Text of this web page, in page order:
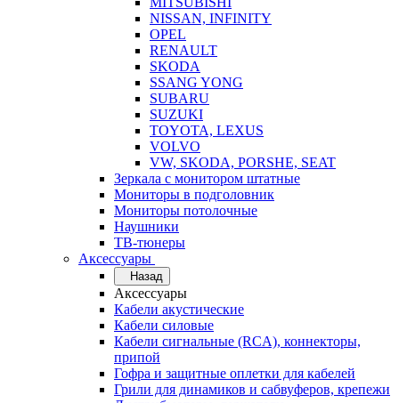
NISSAN, INFINITY
OPEL
RENAULT
SKODA
SSANG YONG
SUBARU
SUZUKI
TOYOTA, LEXUS
VOLVO
VW, SKODA, PORSHE, SEAT
Зеркала с монитором штатные
Мониторы в подголовник
Мониторы потолочные
Наушники
ТВ-тюнеры
Аксессуары
Назад
Аксессуары
Кабели акустические
Кабели силовые
Кабели сигнальные (RCA), коннекторы,
припой
Гофра и защитные оплетки для кабелей
Грили для динамиков и сабвуферов, крепежи